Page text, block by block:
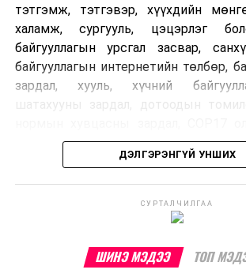
тэтгэмж, тэтгэвэр, хүүхдийн
халамж, сургууль, цэцэрлэг
байгууллагын урсгал засвар,
байгууллагын интернетийн төлбөр,
зардал, хууль, хүчний
хурлын зардал, Засгийн газрын өр,
хөрөнгийн санхүүжилтийг хэвийн
шийдвэрлэжээ.
Харин дараах зардлыг
ДЭЛГЭРЭНГҮЙ УНШИХ
СУРТАЛЧИЛГАА
ШИНЭ МЭДЭЭ ТОП